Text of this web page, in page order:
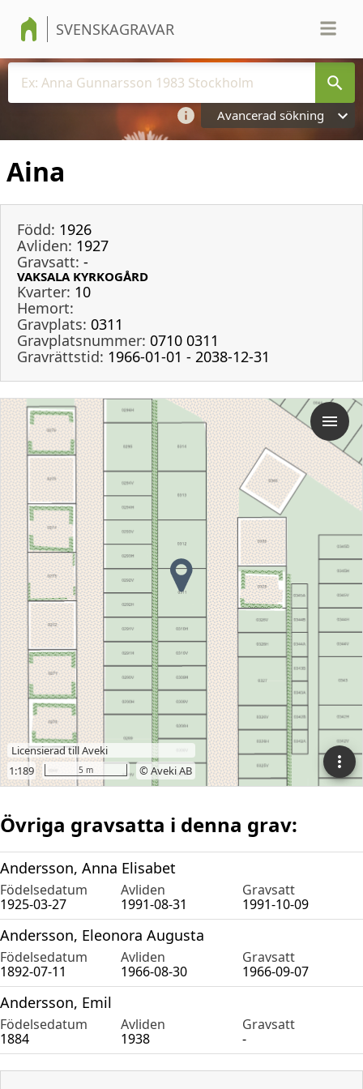
SVENSKAGRAVAR
Avancerad sökning
Aina
Född: 1926
Avliden: 1927
Gravsatt: -
VAKSALA KYRKOGÅRD
Kvarter: 10
Hemort:
Gravplats: 0311
Gravplatsnummer: 0710 0311
Gravrättstid: 1966-01-01 - 2038-12-31
Övriga gravsatta i denna grav:
Andersson, Anna Elisabet
Födelsedatum Avliden
Gravsatt
1925-03-27
1991-08-31 1991-10-09
Andersson, Eleonora Augusta
Födelsedatum Avliden
Gravsatt
1892-07-11
1966-08-30 1966-09-07
Andersson, Emil
Födelsedatum Avliden
Gravsatt
1884
1938 -